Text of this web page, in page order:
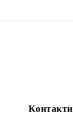
Контакти